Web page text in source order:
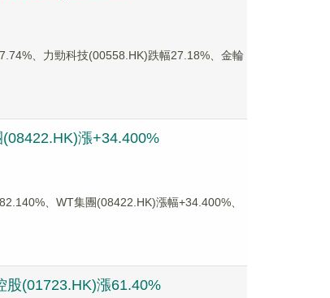
、力勁科技(00558.HK)跌幅27.18%、金輪
漲+34.400%
、WT集團(08422.HK)漲幅+34.400%、
股(01723.HK)漲61.40%